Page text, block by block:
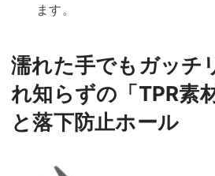
ます。
濡れた手でもガッチ
れ知らずの「TPR素
と落下防止ホール